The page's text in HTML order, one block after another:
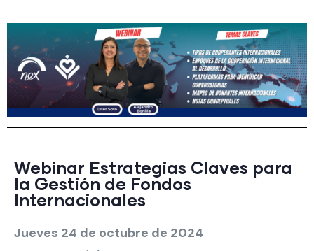
Webinar Estrategias Claves para
la Gestión de Fondos
Internacionales
Jueves 24 de octubre de 2024